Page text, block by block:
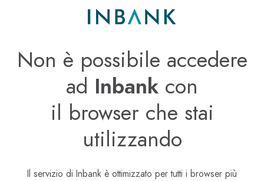
Non è possibile accedere
ad Inbank con
il browser che stai
utilizzando
Il servizio di Inbank è ottimizzato per tutti i browser più